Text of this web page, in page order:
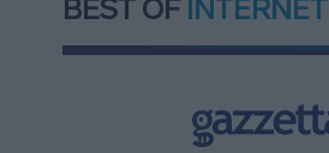
BEST OF INTERNET